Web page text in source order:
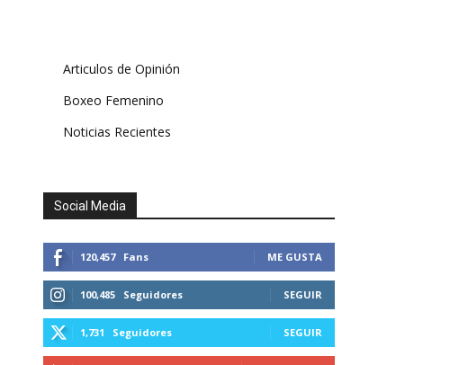
Articulos de Opinión
Boxeo Femenino
Noticias Recientes
Social Media
120,457 Fans ME GUSTA
100,485 Seguidores SEGUIR
1,731 Seguidores SEGUIR